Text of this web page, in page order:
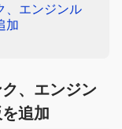
、エンジンル
加
、エンジン
追加